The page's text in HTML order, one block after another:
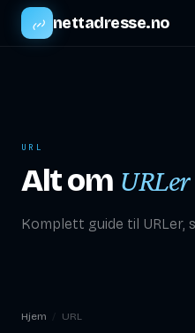
nettadresse.no
URL
Alt om URLer
Komplett guide til URLer,
Hjem URL